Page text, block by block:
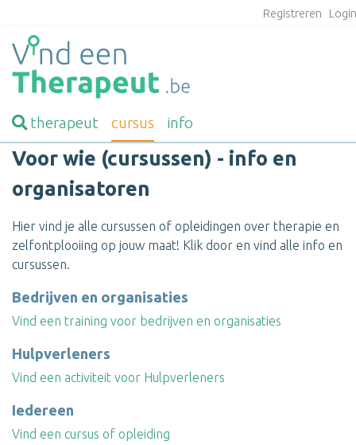
Registreren
therapeut cursus info
Voor wie (cursussen) - info en
organisatoren
Hier vind je alle cursussen of opleidingen over therapie en
zelfontplooiing op jouw maat! Klik door en vind alle info en
cursussen.
Bedrijven en organisaties
Vind een training voor bedrijven en organisaties
Hulpverleners
Vind een activiteit voor Hulpverleners
Iedereen
Vind een cursus of opleiding